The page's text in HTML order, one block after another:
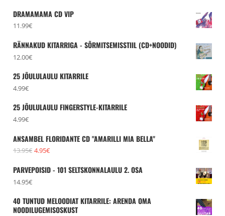
DRAMAMAMA CD VIP
11.99€
RÄNNAKUD KITARRIGA - SÕRMITSEMISSTIIL (CD+NOODID)
12.00€
25 JÕULULAULU KITARRILE
4.99€
25 JÕULULAULU FINGERSTYLE-KITARRILE
4.99€
ANSAMBEL FLORIDANTE CD "AMARILLI MIA BELLA"
13.95€ Algne
oli:
4.95€Praegune
on:
PARVEPOISID - 101 SELTSKONNALAULU 2. OSA
14.95€
40 TUNTUD MELOODIAT KITARRILE: ARENDA OMA
NOODILUGEMISOSKUST